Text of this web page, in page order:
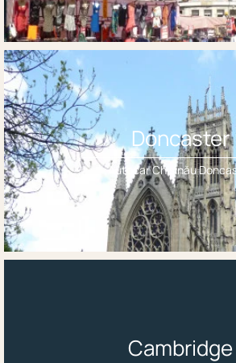
Doncaster
Autocar Chișinău
Cambridge